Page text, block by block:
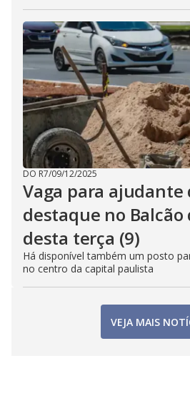
DO R7/09/12/2025
Vaga para ajudante
destaque no Balcão
desta terça (9)
Há disponível também um posto
no centro da capital paulista
VEJA MAIS